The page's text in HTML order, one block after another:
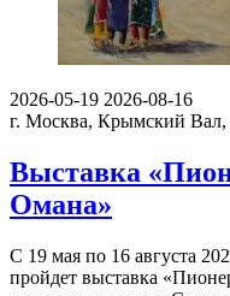
2026-05-19 2026-08-16
г. Москва, Крымский Вал,
Выставка
Омана»
С 19 мая по 16 августа
пройдет выставка